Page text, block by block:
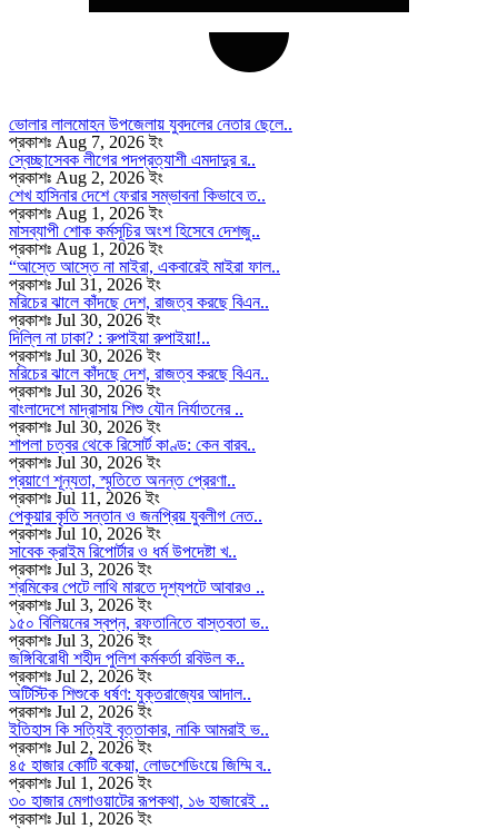
ভোলার লালমোহন উপজেলায় যুবদলের নেতার ছেলে..
প্রকাশঃ Aug 7, 2026 ইং
স্বেচ্ছাসেবক লীগের পদপ্রত্যাশী এমদাদুর র..
প্রকাশঃ Aug 2, 2026 ইং
শেখ হাসিনার দেশে ফেরার সম্ভাবনা কিভাবে ত..
প্রকাশঃ Aug 1, 2026 ইং
মাসব্যাপী শোক কর্মসূচির অংশ হিসেবে দেশজু..
প্রকাশঃ Aug 1, 2026 ইং
“আস্তে আস্তে না মাইরা, একবারেই মাইরা ফাল..
প্রকাশঃ Jul 31, 2026 ইং
মরিচের ঝালে কাঁদছে দেশ, রাজত্ব করছে বিএন..
প্রকাশঃ Jul 30, 2026 ইং
দিল্লি না ঢাকা? : রুপাইয়া রুপাইয়া!..
প্রকাশঃ Jul 30, 2026 ইং
মরিচের ঝালে কাঁদছে দেশ, রাজত্ব করছে বিএন..
প্রকাশঃ Jul 30, 2026 ইং
বাংলাদেশে মাদ্রাসায় শিশু যৌন নির্যাতনের ..
প্রকাশঃ Jul 30, 2026 ইং
শাপলা চত্বর থেকে রিসোর্ট কাণ্ড: কেন বারব..
প্রকাশঃ Jul 30, 2026 ইং
প্রয়াণে শূন্যতা, স্মৃতিতে অনন্ত প্রেরণা..
প্রকাশঃ Jul 11, 2026 ইং
পেকুয়ার কৃতি সন্তান ও জনপ্রিয় যুবলীগ নেত..
প্রকাশঃ Jul 10, 2026 ইং
সাবেক ক্রাইম রিপোর্টার ও ধর্ম উপদেষ্টা খ..
প্রকাশঃ Jul 3, 2026 ইং
শ্রমিকের পেটে লাথি মারতে দৃশ্যপটে আবারও ..
প্রকাশঃ Jul 3, 2026 ইং
১৫০ বিলিয়নের স্বপ্ন, রফতানিতে বাস্তবতা ভ..
প্রকাশঃ Jul 3, 2026 ইং
জঙ্গিবিরোধী শহীদ পুলিশ কর্মকর্তা রবিউল ক..
প্রকাশঃ Jul 2, 2026 ইং
অটিস্টিক শিশুকে ধর্ষণ: যুক্তরাজ্যের আদাল..
প্রকাশঃ Jul 2, 2026 ইং
ইতিহাস কি সত্যিই বৃত্তাকার, নাকি আমরাই ভ..
প্রকাশঃ Jul 2, 2026 ইং
৪৫ হাজার কোটি বকেয়া, লোডশেডিংয়ে জিম্মি ব..
প্রকাশঃ Jul 1, 2026 ইং
৩০ হাজার মেগাওয়াটের রূপকথা, ১৬ হাজারেই ..
প্রকাশঃ Jul 1, 2026 ইং